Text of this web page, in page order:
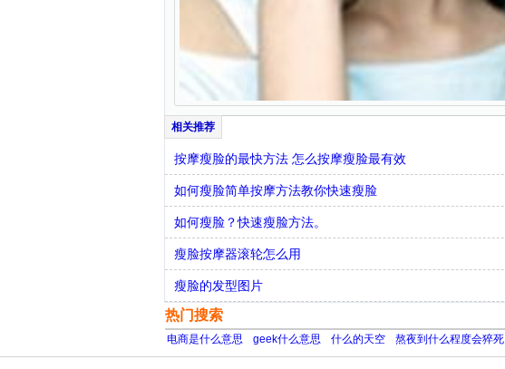
按摩瘦脸的最快方法 怎么按摩瘦脸最有效
如何瘦脸简单按摩方法教你快速瘦脸
如何瘦脸？快速瘦脸方法。
瘦脸按摩器滚轮怎么用
瘦脸的发型图片
热门搜索
电商是什么意思 geek什么意思 什么的天空 熬夜到什么程度会猝死